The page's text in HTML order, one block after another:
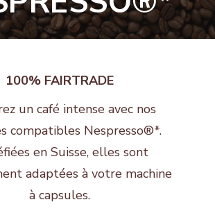
100% FAIRTRADE
un café intense avec nos
compatibles Nespresso®*.
en Suisse, elles sont
adaptées à votre machine
à capsules.